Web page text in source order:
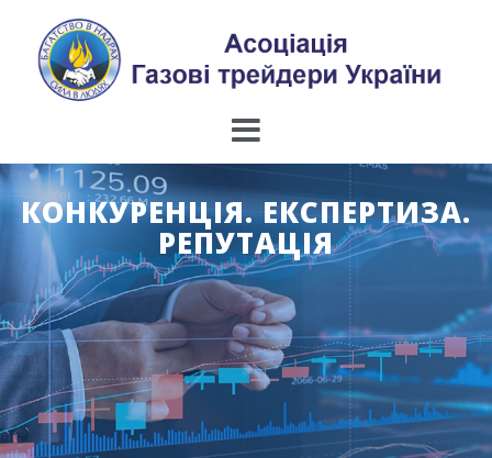
content
КОНКУРЕНЦІЯ. ЕКСПЕРТИЗА.
РЕПУТАЦІЯ